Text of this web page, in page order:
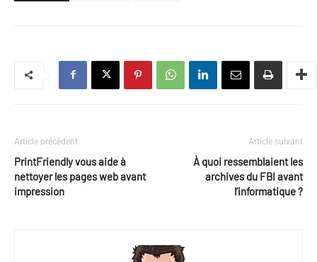
Article précédent
PrintFriendly vous aide à
nettoyer les pages web avant
impression
Article suivant
À quoi ressemblaient les
archives du FBI avant
l’informatique ?